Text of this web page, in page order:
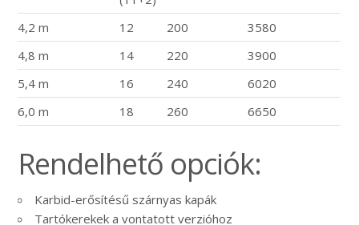
4,2 m 12 200
3580
4,8 m
14 220
3900
5,4 m
16 240
6020
6,0 m
18 260 6650
Rendelhető opciók:
Karbid-erősítésű szárnyas kapák
Tartókerekek a vontatott verzióhoz